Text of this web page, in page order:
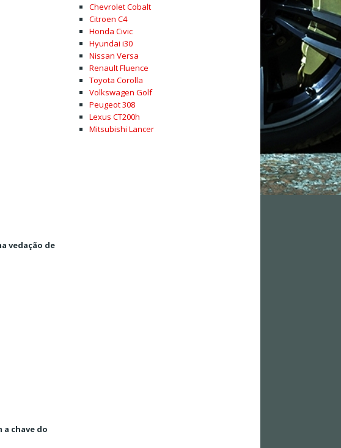
vedação de
chave do
Chevrolet Cobalt
Citroen C4
Honda Civic
Hyundai i30
Nissan Versa
Renault Fluence
Toyota Corolla
Volkswagen Golf
Peugeot 308
Lexus CT200h
Mitsubishi Lancer